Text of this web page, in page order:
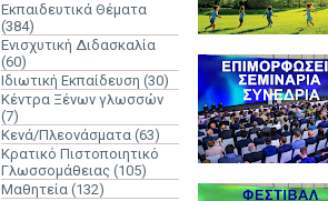
Εκπαιδευτικά Θέματα
(384)
Ενισχυτική Διδασκαλία
(60)
Ιδιωτική Εκπαίδευση (30)
Κέντρα Ξένων γλωσσών
(7)
Κενά/Πλεονάσματα (63)
Κρατικό Πιστοποιητικό
Γλωσσομάθειας (105)
Μαθητεία (132)